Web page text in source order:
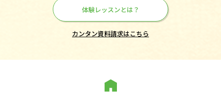
体験レッスンとは？
カンタン資料請求はこちら